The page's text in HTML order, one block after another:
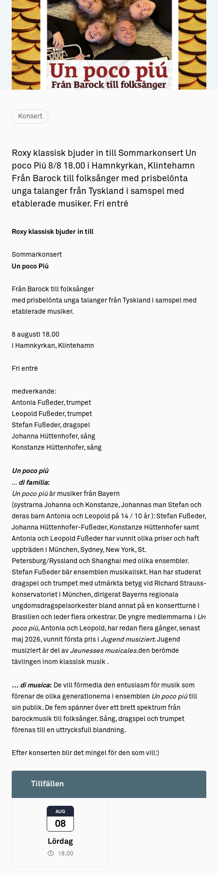
Aktiviteter
Sustainable Plejs
Möten & kongresser
Hansestaden världsarv
Almedalsveckan
Visby Centrum
→ Gutamål och gotländska
Allt om bostad
→ Hyra bostad
→ Köpa bostad
Allt om livet på Ön
→ Föreningsliv
→ Tonårsliv
Konsert
Roxy klassisk bjuder in till Sommarkonsert Un
poco Piú 8/8 18.00 i Hamnkyrkan, Klintehamn
Från Barock till folksånger med prisbelönta
unga talanger från Tyskland i samspel med
etablerade musiker. Fri entré
Roxy klassisk bjuder in till
Sommarkonsert
Un poco Piú
Från Barock till folksånger
med prisbelönta unga talanger från Tyskland i samspel med
etablerade musiker.
8 augusti 18.00
i Hamnkyrkan, Klintehamn
Fri entré
medverkande:
Antonia Fußeder, trumpet
​Leopold Fußeder, trumpet
Stefan Fußeder, dragspel
Johanna Hüttenhofer, sång
Konstanze Hüttenhofer, sång
Un poco più
… di familia:
Un poco piùär musiker från Bayern
(systrarna Johanna och Konstanze, Johannas man Stefan och
deras barn Antonia och Leopold på 14 / 10 år ): Stefan Fußeder,
Johanna Hüttenhofer-Fußeder, Konstanze Hüttenhofer samt
Antonia och Leopold Fußeder har vunnit olika priser och haft
uppträden i München, Sydney, New York, St.
Petersburg/Ryssland och Shanghai med olika ensembler.
Stefan Fußeder bär ensemblen musikaliskt. Han har studerat
dragspel och trumpet med utmärkta betyg vid Richard Strauss-
konservatoriet i München, dirigerat Bayerns regionala
ungdomsdragspelsorkester bland annat på en konsertturné i
Brasilien och leder flera orkestrar. De yngre medlemmarna i Un
poco più, Antonia och Leopold, har redan flera gånger, senast
maj 2026, vunnit första pris i Jugend musiziert. Jugend
musiziert är del av Jeunesses musicales.den berömde
tävlingen inom klassisk musik .
… di musica: De vill förmedla den entusiasm för musik som
förenar de olika generationerna i ensemblen Un poco piùtill
sin publik. De fem spänner över ett brett spektrum från
barockmusik till folksånger. Sång, dragspel och trumpet
förenas till en uttrycksfull blandning.
​Efter konserten blir det mingel för den som vill:)
Tillfällen
AUG
08
Lördag
18,00